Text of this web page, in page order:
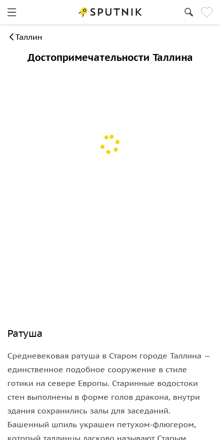
Таллин
Достопримечательности Таллина
Ратуша
Средневековая ратуша в Старом городе Таллина —
единственное подобное сооружение в стиле
готики на севере Европы. Старинные водостоки
стен выполнены в форме голов дракона, внутри
здания сохранились залы для заседаний.
Башенный шпиль украшен петухом-флюгером,
который таллинцы ласково называют Старым